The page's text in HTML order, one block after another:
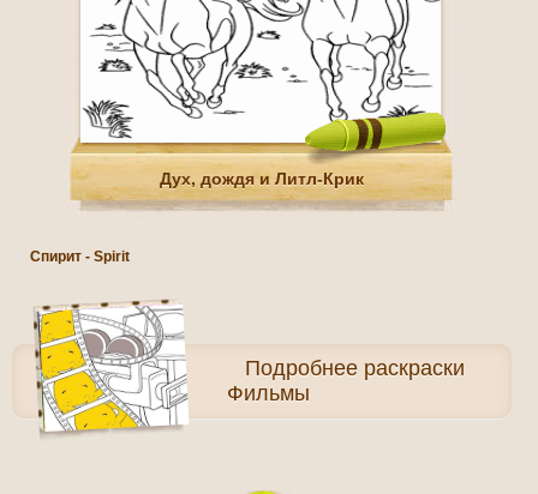
Дух, дождя и Литл-Крик
Спирит - Spirit
Подробнее раскраски
Фильмы